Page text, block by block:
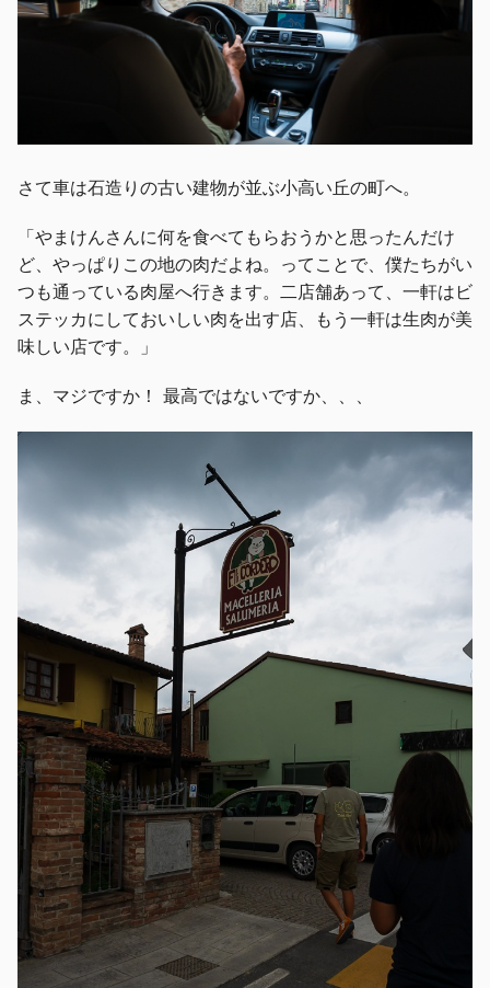
さて車は石造りの古い建物が並ぶ小高い丘の町へ。
「やまけんさんに何を食べてもらおうかと思ったんだけ
ど、やっぱりこの地の肉だよね。ってことで、僕たちがい
つも通っている肉屋へ行きます。二店舗あって、一軒はビ
ステッカにしておいしい肉を出す店、もう一軒は生肉が美
味しい店です。」
ま、マジですか！ 最高ではないですか、、、